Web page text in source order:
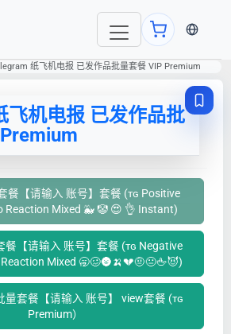
当前语
纸飞机电报 已发作品批量套餐 VIP Premium
飞机电报 已发作品批
餐【请输入 账号】套餐 (ᴛɢ Positive
Reaction Mixed 🐳 🤡 😍 👌 Instant)
餐【请输入 账号】套餐 (ᴛɢ Negative
Mixed 🥱🥴🌚🍌💔🤨😐🖕😈)
量套餐【请输入 账号】 view套餐 (ᴛɢ
Premium）